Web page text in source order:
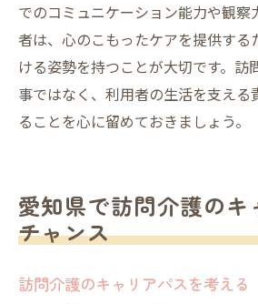
でのコミュニケーション能力や観察
者は、心のこもったケアを提供する
ける姿勢を持つことが大切です。訪
事ではなく、利用者の生活を支える
ることを心に留めておきましょう。
愛知県で訪問介護のキ
チャンス
訪問介護のキャリアパスを考える